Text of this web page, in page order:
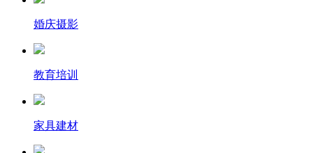
婚庆摄影
教育培训
家具建材